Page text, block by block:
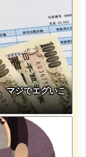
マジでエグいこ